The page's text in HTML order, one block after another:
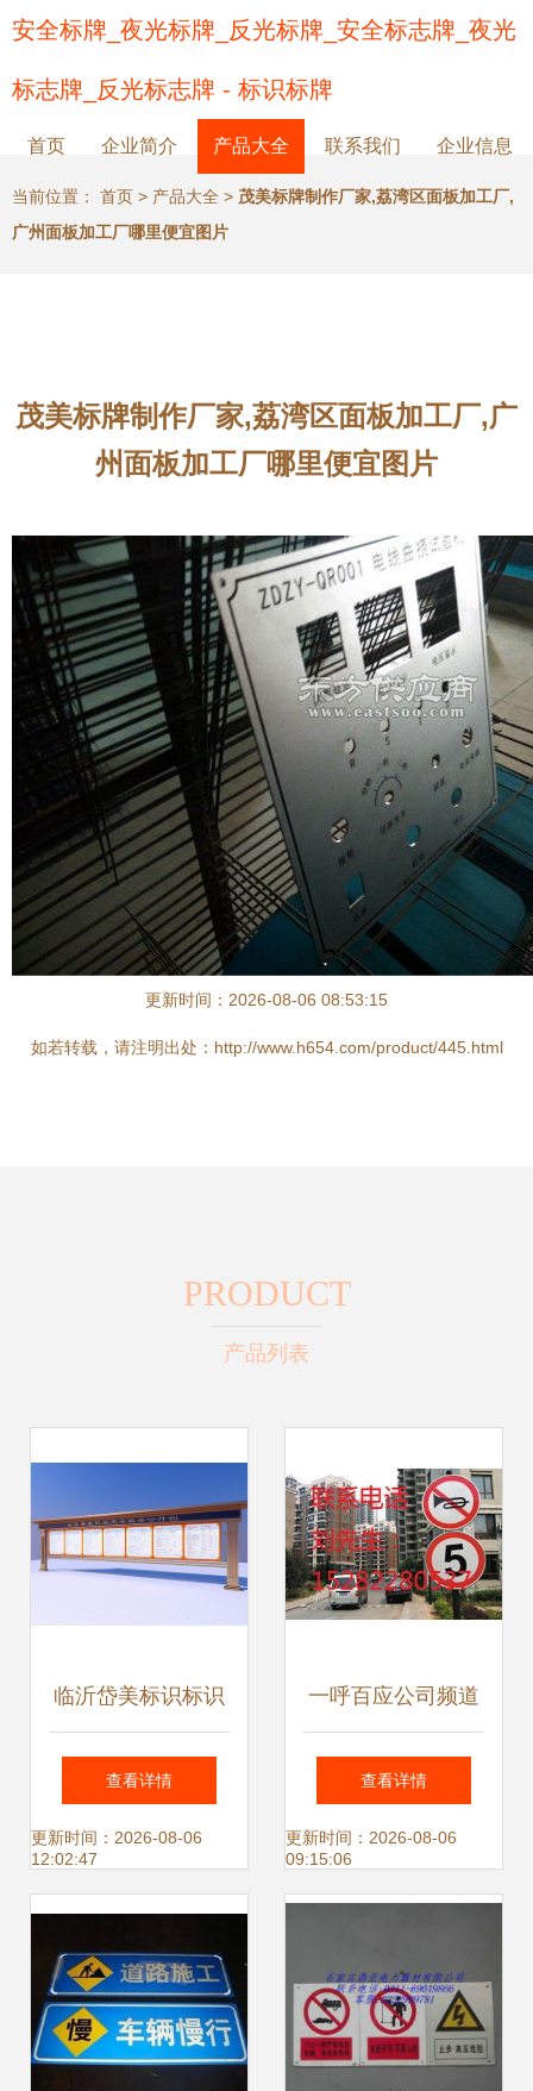
安全标牌_夜光标牌_反光标牌_安全标志牌_夜光
标志牌_反光标志牌 - 标识标牌
首页 企业简介 产品大全 联系我们 企业信息
当前位置： 首页 > 产品大全 > 茂美标牌制作厂家,荔湾区面板加工厂,
广州面板加工厂哪里便宜图片
茂美标牌制作厂家,荔湾区面板加工厂,广
州面板加工厂哪里便宜图片
更新时间：2026-08-06 08:53:15
如若转载，请注明出处：http://www.h654.com/product/445.html
PRODUCT
产品列表
临沂岱美标识标识
标牌宣传栏广告
查看详情
更新时间：2026-08-06
12:02:47
一呼百应公司频道
查看详情
更新时间：2026-08-06
09:15:06